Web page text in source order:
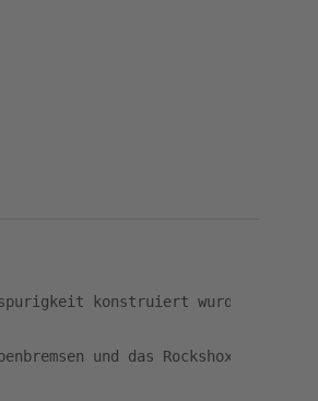
konstruiert wurde.
und das Rockshox